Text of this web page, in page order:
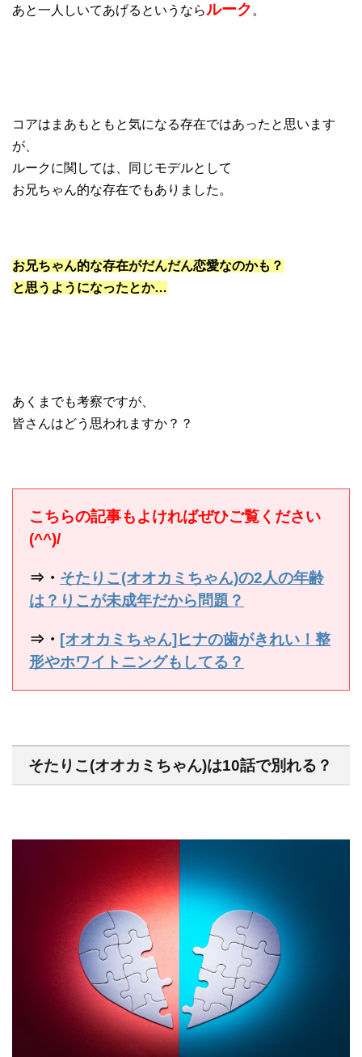
あと一人しいてあげるというならルーク 。
コアはまあもともと気になる存在ではあったと思います
が、
ルークに関しては、同じモデルとして
お兄ちゃん的な存在でもありました。
お兄ちゃん的な存在がだんだん恋愛なのかも？
と思うようになったとか…
あくまでも考察ですが、
皆さんはどう思われますか？？
こちらの記事もよければぜひご覧ください
(^^)/
⇒・ そたりこ(オオカミちゃん)の2人の年齢
は？りこが未成年だから問題？
⇒・ [オオカミちゃん]ヒナの歯がきれい！整
形やホワイトニングもしてる？
そたりこ(オオカミちゃん)は10話で別れる？